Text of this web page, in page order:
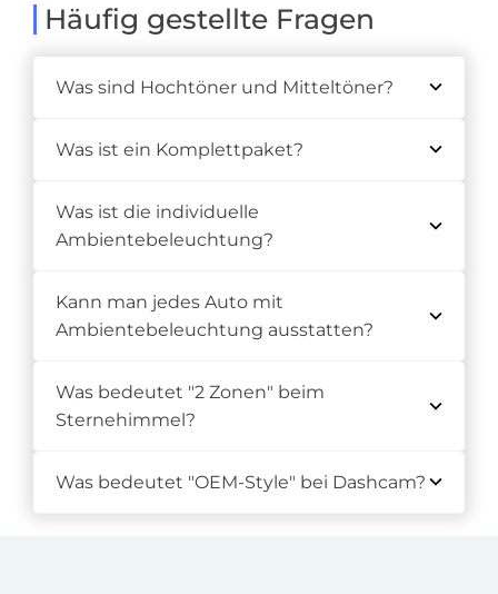
Häufig gestellte Fragen
Was sind Hochtöner und Mitteltöner?
Was ist ein Komplettpaket?
Was ist die individuelle
Ambientebeleuchtung?
Kann man jedes Auto mit
Ambientebeleuchtung ausstatten?
Was bedeutet "2 Zonen" beim
Sternehimmel?
Was bedeutet "OEM-Style" bei Dashcam?